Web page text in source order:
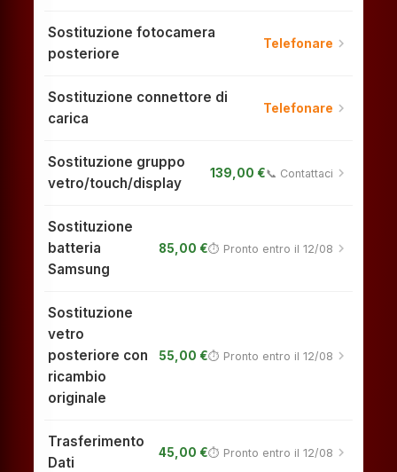
Sostituzione fotocamera
posteriore
Telefonare chevron_right
Sostituzione connettore di
carica
Telefonare chevron_right
Sostituzione gruppo
vetro/touch/display
139,00 €📞 Contattaci chevron_right
Sostituzione
batteria
Samsung
85,00 €⏱ Pronto entro il 12/08 chevron_right
Sostituzione
vetro
posteriore con
ricambio
originale
55,00 €⏱ Pronto entro il 12/08 chevron_right
Trasferimento
Dati
45,00 €⏱ Pronto entro il 12/08 chevron_right